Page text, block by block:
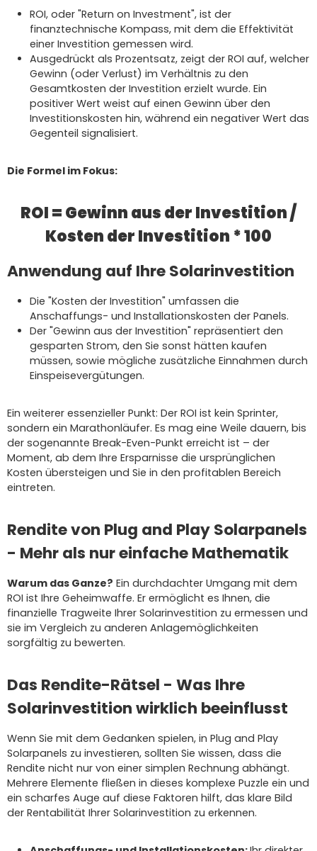
ROI, oder "Return on Investment", ist der
finanztechnische Kompass, mit dem die Effektivität
einer Investition gemessen wird.
Ausgedrückt als Prozentsatz, zeigt der ROI auf, welcher
Gewinn (oder Verlust) im Verhältnis zu den
Gesamtkosten der Investition erzielt wurde. Ein
positiver Wert weist auf einen Gewinn über den
Investitionskosten hin, während ein negativer Wert das
Gegenteil signalisiert.
Die Formel im Fokus:
ROI = Gewinn aus der Investition /
Kosten der Investition * 100
Anwendung auf Ihre Solarinvestition
Die "Kosten der Investition" umfassen die
Anschaffungs- und Installationskosten der Panels.
Der "Gewinn aus der Investition" repräsentiert den
gesparten Strom, den Sie sonst hätten kaufen
müssen, sowie mögliche zusätzliche Einnahmen durch
Einspeisevergütungen.
Ein weiterer essenzieller Punkt: Der ROI ist kein Sprinter,
sondern ein Marathonläufer. Es mag eine Weile dauern, bis
der sogenannte Break-Even-Punkt erreicht ist – der
Moment, ab dem Ihre Ersparnisse die ursprünglichen
Kosten übersteigen und Sie in den profitablen Bereich
eintreten.
Rendite von Plug and Play Solarpanels
- Mehr als nur einfache Mathematik
Warum das Ganze? Ein durchdachter Umgang mit dem
ROI ist Ihre Geheimwaffe. Er ermöglicht es Ihnen, die
finanzielle Tragweite Ihrer Solarinvestition zu ermessen und
sie im Vergleich zu anderen Anlagemöglichkeiten
sorgfältig zu bewerten.
Das Rendite-Rätsel - Was Ihre
Solarinvestition wirklich beeinflusst
Wenn Sie mit dem Gedanken spielen, in Plug and Play
Solarpanels zu investieren, sollten Sie wissen, dass die
Rendite nicht nur von einer simplen Rechnung abhängt.
Mehrere Elemente fließen in dieses komplexe Puzzle ein und
ein scharfes Auge auf diese Faktoren hilft, das klare Bild
der Rentabilität Ihrer Solarinvestition zu erkennen.